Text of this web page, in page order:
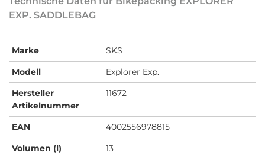
EXP. SADDLEBAG
Marke
SKS
Modell
Explorer Exp.
Hersteller
Artikelnummer
11672
EAN
4002556978815
Volumen (l)
13